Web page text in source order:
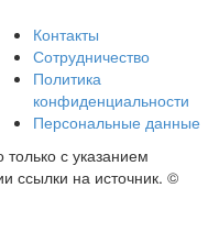
Контакты
Сотрудничество
Политика
конфиденциальности
Персональные данные
с указанием
ссылки на источник. ©